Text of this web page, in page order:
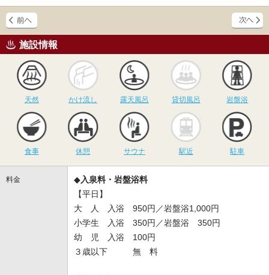
施設情報
天然
かけ流し
かけ流し
露天風呂
露天風呂
貸切風呂
貸切風呂 岩盤浴
食事 休憩
サウナ
サウナ 駅近 駐車
料金 ◆入泉料・岩盤浴料
【平日】
大 人 入浴 950円／岩盤浴1,000円
小学生 入浴 350円／岩盤浴 350円
幼 児 入浴 100円
３歳以下 無 料